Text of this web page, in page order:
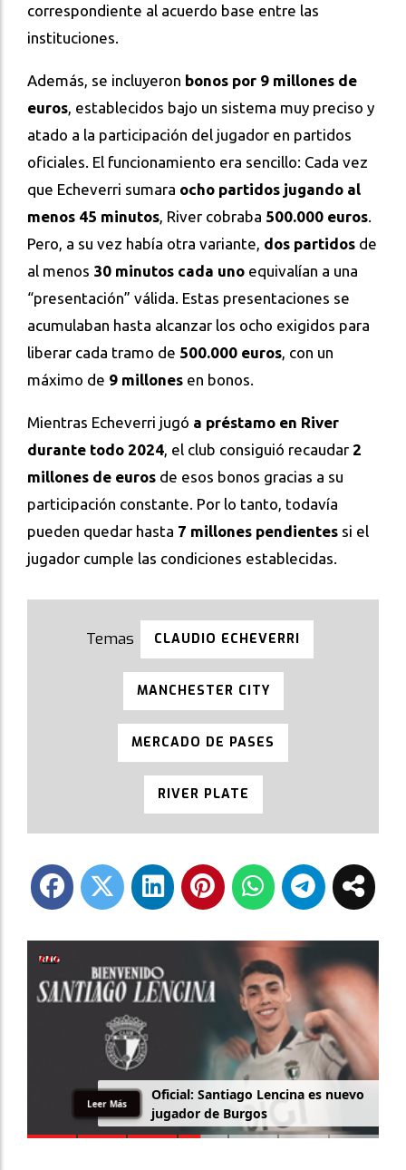
correspondiente al acuerdo base entre las
instituciones.
Además, se incluyeron bonos por 9 millones de
euros, establecidos bajo un sistema muy preciso y
atado a la participación del jugador en partidos
oficiales. El funcionamiento era sencillo: Cada vez
que Echeverri sumara ocho partidos jugando al
menos 45 minutos, River cobraba 500.000 euros.
Pero, a su vez había otra variante, dos partidos de
al menos 30 minutos cada uno equivalían a una
“presentación” válida. Estas presentaciones se
acumulaban hasta alcanzar los ocho exigidos para
liberar cada tramo de 500.000 euros, con un
máximo de 9 millones en bonos.
Mientras Echeverri jugó a préstamo en River
durante todo 2024, el club consiguió recaudar 2
millones de euros de esos bonos gracias a su
participación constante. Por lo tanto, todavía
pueden quedar hasta 7 millones pendientes si el
jugador cumple las condiciones establecidas.
CLAUDIO ECHEVERRI
MANCHESTER CITY
MERCADO DE PASES
RIVER PLATE
Oficial: Santiago Lencina es nuevo
jugador de Burgos
Leer Más